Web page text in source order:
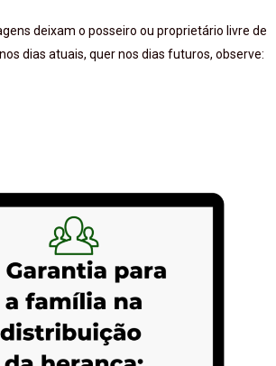
deixam o posseiro ou proprietário livre de
dias atuais, quer nos dias futuros, observe: